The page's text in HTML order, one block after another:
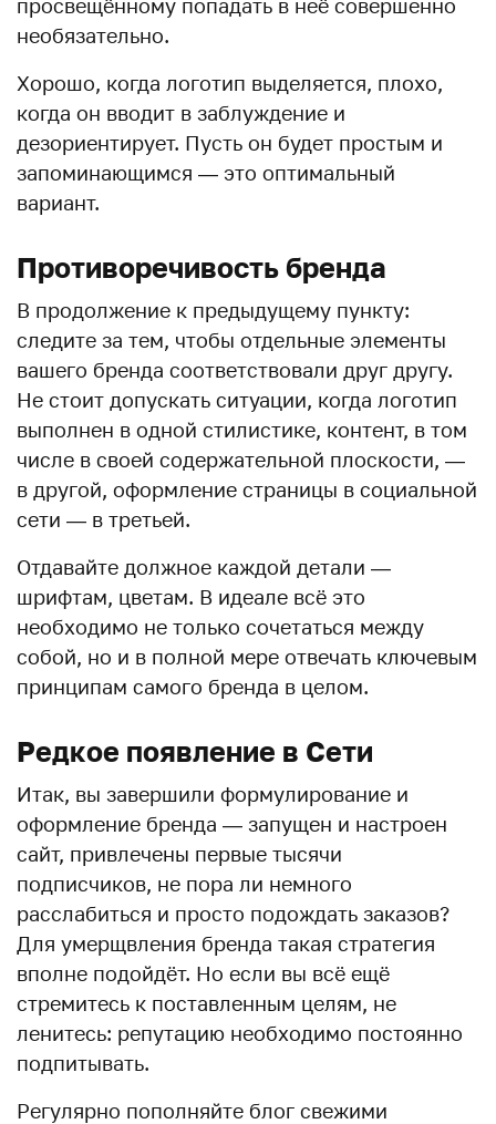
просвещённому попадать в неё совершенно
необязательно.
Хорошо, когда логотип выделяется, плохо,
когда он вводит в заблуждение и
дезориентирует. Пусть он будет простым и
запоминающимся — это оптимальный
вариант.
Противоречивость бренда
В продолжение к предыдущему пункту:
следите за тем, чтобы отдельные элементы
вашего бренда соответствовали друг другу.
Не стоит допускать ситуации, когда логотип
выполнен в одной стилистике, контент, в том
числе в своей содержательной плоскости, —
в другой, оформление страницы в социальной
сети — в третьей.
Отдавайте должное каждой детали —
шрифтам, цветам. В идеале всё это
необходимо не только сочетаться между
собой, но и в полной мере отвечать ключевым
принципам самого бренда в целом.
Редкое появление в Сети
Итак, вы завершили формулирование и
оформление бренда — запущен и настроен
сайт, привлечены первые тысячи
подписчиков, не пора ли немного
расслабиться и просто подождать заказов?
Для умерщвления бренда такая стратегия
вполне подойдёт. Но если вы всё ещё
стремитесь к поставленным целям, не
ленитесь: репутацию необходимо постоянно
подпитывать.
Регулярно пополняйте блог свежими